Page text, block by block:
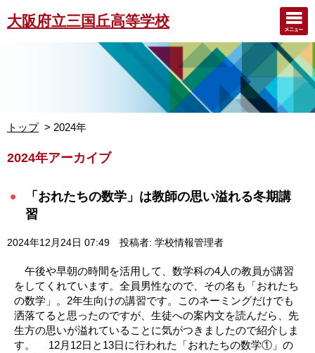
大阪府立三国丘高等学校
トップ 2024年
2024年アーカイブ
「おれたちの数学」は教師の思い溢れる冬期講
習
2024年12月24日 07:49 投稿者: 学校情報管理者
午後や早朝の時間を活用して、数学科の4人の教員が講習
をしてくれています。全員男性なので、その名も「おれたち
の数学」。2年生向けの講習です。このネーミングだけでも
洒落てると思ったのですが、生徒への案内文を読んだら、先
生方の思いが溢れていることに気がつきましたので紹介しま
す。 12月12日と13日に行われた「おれたちの数学①」の